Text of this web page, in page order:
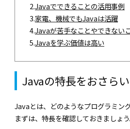
2.Javaでできることの活用事例
3.家電、機械でもJavaは活躍
4.Javaが苦手なことやできない
5.Javaを学ぶ価値は高い
Javaの特長をおさらい
Javaとは、どのようなプログラミン
まずは、特長を確認しておきましょう